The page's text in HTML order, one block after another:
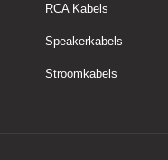
RCA Kabels
Speakerkabels
Stroomkabels